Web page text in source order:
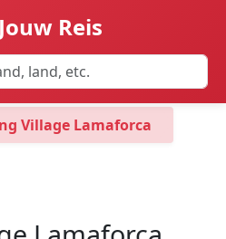
Reis
Village Lamaforca